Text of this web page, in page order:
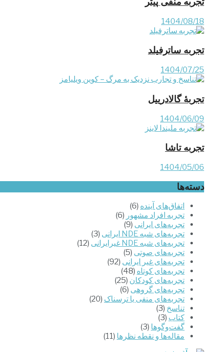
1404/08/18
تجربه ساترفیلد
1404/07/25
تجربۀ گالادرییل
1404/06/09
تجربه تاشا
1404/05/06
دسته‌ها
اتفاق‌های آینده (6)
تجربه افراد مشهور (6)
تجربه‌های ایرانی (9)
تجربه‌های شبه NDE ایرانی
(3)
تجربه‌های شبه NDE غیرایرانی
(12)
تجربه‌های صوتی (5)
تجربه‌های غیر ایرانی (92)
تجربه‌های کوتاه (48)
تجربه‌های کودکان (25)
تجربه‌های گروهی (6)
‌تجربه‌های منفی یا ترسناک (20)
تناسخ (3)
کتاب (3)
گفت‌وگوها (3)
مقاله‌ها و نقطه نظرها (11)